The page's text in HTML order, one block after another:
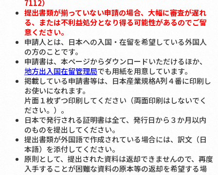
7112）
提出書類が揃っていない申請の場合、大幅に審査が遅れ
る、または不利益処分となり得る可能性があるのでご留
意ください。
申請人とは、日本への入国・在留を希望している外国人
の方のことです。
申請書は、本ページからダウンロードいただけるほか、
地方出入国在留管理局でも用紙を用意しています。
掲載している申請書等は、日本産業規格A列４番に印刷し
お使いになれます。
片面１枚ずつ印刷してください（両面印刷はしないでく
ださい。）。
日本で発行される証明書は全て、発行日から３か月以内
のものを提出してください。
提出書類が外国語で作成されている場合には、訳文（日
本語）を添付してください。
原則として、提出された資料は返却できませんので、再度
入手することが困難な資料の原本等の返却を希望する場